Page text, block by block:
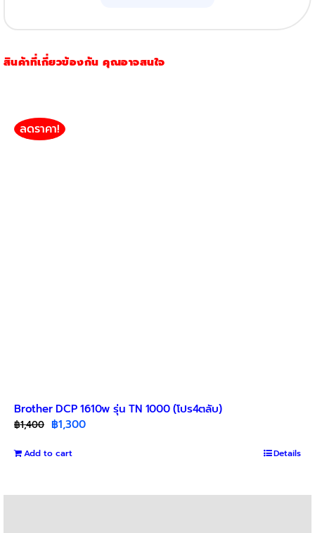
quantity
สินค้าที่เกี่ยวข้องกัน คุณอาจสนใจ
ลดราคา!
Brother DCP 1610w รุ่น TN 1000 (โปร4ตลับ)
฿1,400 Original
was:
฿1,300Current
Add to cart Details